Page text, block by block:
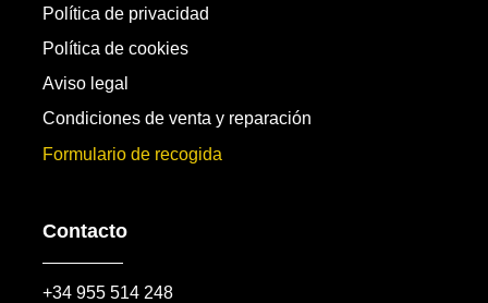
Política de privacidad
Política de cookies
Aviso legal
Condiciones de venta y reparación
Formulario de recogida
Contacto
+34 955 514 248